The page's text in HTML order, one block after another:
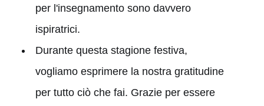
per l'insegnamento sono davvero
ispiratrici.
Durante questa stagione festiva,
vogliamo esprimere la nostra gratitudine
per tutto ciò che fai. Grazie per essere